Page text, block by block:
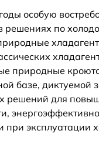
особую
решениях по
природные
базе, диктуемой
решений для
при эксплуатации